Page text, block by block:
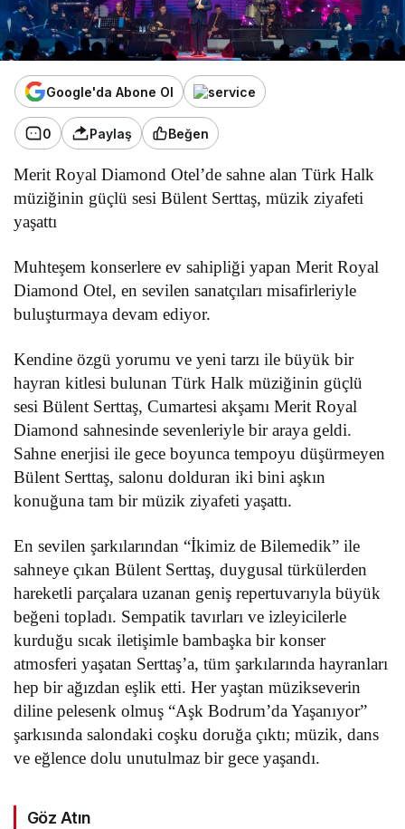
Google'da Abone Ol
0 Paylaş Beğen
Merit Royal Diamond Otel’de sahne alan Türk Halk
müziğinin güçlü sesi Bülent Serttaş, müzik ziyafeti
yaşattı
Muhteşem konserlere ev sahipliği yapan Merit Royal
Diamond Otel, en sevilen sanatçıları misafirleriyle
buluşturmaya devam ediyor.
Kendine özgü yorumu ve yeni tarzı ile büyük bir
hayran kitlesi bulunan Türk Halk müziğinin güçlü
sesi Bülent Serttaş, Cumartesi akşamı Merit Royal
Diamond sahnesinde sevenleriyle bir araya geldi.
Sahne enerjisi ile gece boyunca tempoyu düşürmeyen
Bülent Serttaş, salonu dolduran iki bini aşkın
konuğuna tam bir müzik ziyafeti yaşattı.
En sevilen şarkılarından “İkimiz de Bilemedik” ile
sahneye çıkan Bülent Serttaş, duygusal türkülerden
hareketli parçalara uzanan geniş repertuvarıyla büyük
beğeni topladı. Sempatik tavırları ve izleyicilerle
kurduğu sıcak iletişimle bambaşka bir konser
atmosferi yaşatan Serttaş’a, tüm şarkılarında hayranları
hep bir ağızdan eşlik etti. Her yaştan müzikseverin
diline pelesenk olmuş “Aşk Bodrum’da Yaşanıyor”
şarkısında salondaki coşku doruğa çıktı; müzik, dans
ve eğlence dolu unutulmaz bir gece yaşandı.
Göz Atın